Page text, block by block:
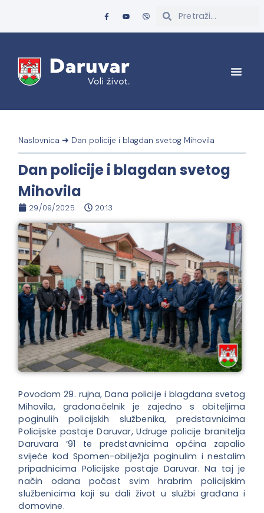
Naslovnica ➜ Dan policije i blagdan svetog Mihovila
Dan policije i blagdan svetog
Mihovila
29/09/2025 20:13
Povodom 29. rujna, Dana policije i blagdana svetog
Mihovila, gradonačelnik je zajedno s obiteljima
poginulih policijskih službenika, predstavnicima
Policijske postaje Daruvar, Udruge policije branitelja
Daruvara ’91 te predstavnicima općina zapalio
svijeće kod Spomen-obilježja poginulim i nestalim
pripadnicima Policijske postaje Daruvar. Na taj je
način odana počast svim hrabrim policijskim
službenicima koji su dali život u službi građana i
domovine.